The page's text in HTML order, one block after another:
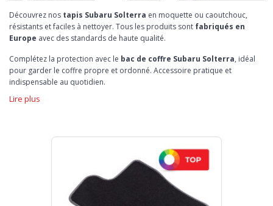
Découvrez nos tapis Subaru Solterra en moquette ou caoutchouc,
résistants et faciles à nettoyer. Tous les produits sont fabriqués en
Europe avec des standards de haute qualité.
Complétez la protection avec le bac de coffre Subaru Solterra, idéal
pour garder le coffre propre et ordonné. Accessoire pratique et
indispensable au quotidien.
Lire plus